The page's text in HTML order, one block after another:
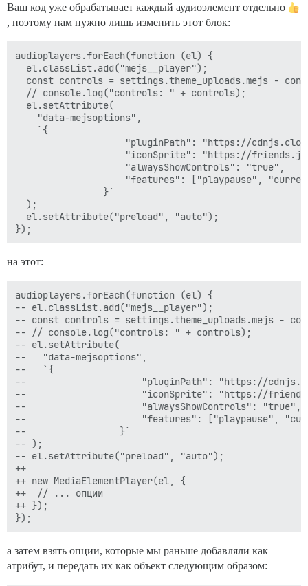
Ваш код уже обрабатывает каждый аудиоэлемент отдельно
, поэтому нам нужно лишь изменить этот блок:
audioplayers.forEach(function (el) {
  el.classList.add("mejs__player");
const controls = settings.theme_uploads.mejs -
  // console.log("controls: " + controls);
  el.setAttribute(
    "data-mejsoptions",
    `{
"pluginPath": "https://
"iconSprite": "https://
                    "alwaysShowControls": "true",
"features": ["playpause",
                }`
  );
  el.setAttribute("preload", "auto");
на этот:
audioplayers.forEach(function (el) {
-- el.classList.add("mejs__player");
-- const controls = settings.theme_uploads.mejs -
-- // console.log("controls: " + controls);
-- el.setAttribute(
--   "data-mejsoptions",
--   `{
--                     "pluginPath": "https://
--                     "iconSprite": "https://
--                     "alwaysShowControls": "true",
--                     "features": ["playpause",
--                 }`
-- );
-- el.setAttribute("preload", "auto");
++
++ new MediaElementPlayer(el, {
++  // ... опции
++ });
а затем взять опции, которые мы раньше добавляли как
атрибут, и передать их как объект следующим образом: